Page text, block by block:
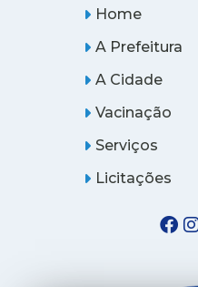
Home
A Prefeitura
A Cidade
Vacinação
Serviços
Licitações